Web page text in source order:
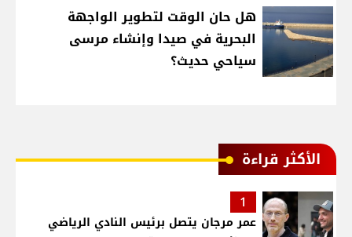
هل حان الوقت لتطوير الواجهة
البحرية في صيدا وإنشاء مرسى
سياحي حديث؟
الأكثر قراءة
1
عمر مرجان يتصل برئيس النادي الرياضي